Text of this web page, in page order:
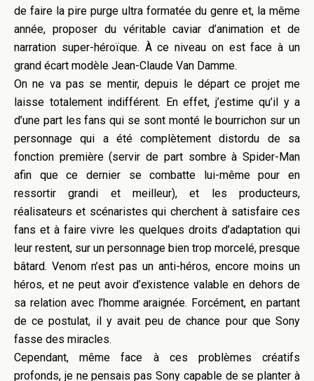
de faire la pire purge ultra formatée du genre et, la même
année, proposer du véritable caviar d’animation et de
narration super-héroïque. À ce niveau on est face à un
grand écart modèle Jean-Claude Van Damme.
On ne va pas se mentir, depuis le départ ce projet me
laisse totalement indifférent. En effet, j’estime qu’il y a
d’une part les fans qui se sont monté le bourrichon sur un
personnage qui a été complètement distordu de sa
fonction première (servir de part sombre à Spider-Man
afin que ce dernier se combatte lui-même pour en
ressortir grandi et meilleur), et les producteurs,
réalisateurs et scénaristes qui cherchent à satisfaire ces
fans et à faire vivre les quelques droits d’adaptation qui
leur restent, sur un personnage bien trop morcelé, presque
bâtard. Venom n’est pas un anti-héros, encore moins un
héros, et ne peut avoir d’existence valable en dehors de
sa relation avec l’homme araignée. Forcément, en partant
de ce postulat, il y avait peu de chance pour que Sony
fasse des miracles.
Cependant, même face à ces problèmes créatifs
profonds, je ne pensais pas Sony capable de se planter à